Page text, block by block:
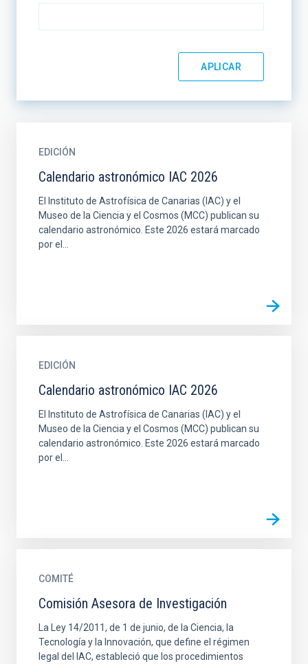
EDICIÓN
Calendario astronómico IAC 2026
El Instituto de Astrofísica de Canarias (IAC) y el
Museo de la Ciencia y el Cosmos (MCC) publican su
calendario astronómico. Este 2026 estará marcado
por el...
EDICIÓN
Calendario astronómico IAC 2026
El Instituto de Astrofísica de Canarias (IAC) y el
Museo de la Ciencia y el Cosmos (MCC) publican su
calendario astronómico. Este 2026 estará marcado
por el...
COMITÉ
Comisión Asesora de Investigación
La Ley 14/2011, de 1 de junio, de la Ciencia, la
Tecnología y la Innovación, que define el régimen
legal del IAC, estableció que los procedimientos